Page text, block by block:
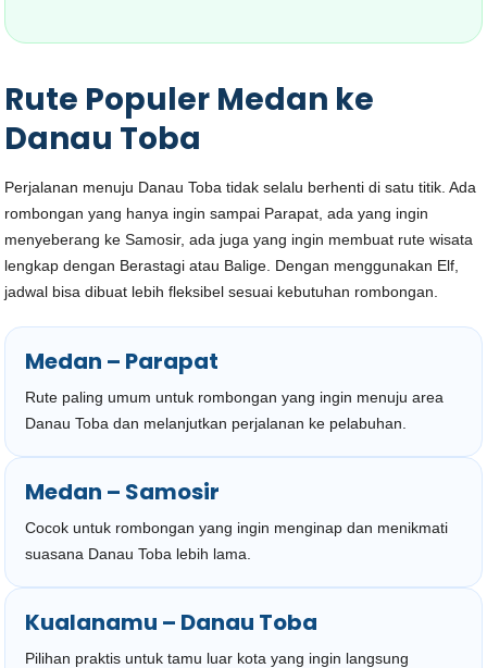
Rute Populer Medan ke
Danau Toba
Perjalanan menuju Danau Toba tidak selalu berhenti di satu titik. Ada
rombongan yang hanya ingin sampai Parapat, ada yang ingin
menyeberang ke Samosir, ada juga yang ingin membuat rute wisata
lengkap dengan Berastagi atau Balige. Dengan menggunakan Elf,
jadwal bisa dibuat lebih fleksibel sesuai kebutuhan rombongan.
Medan – Parapat
Rute paling umum untuk rombongan yang ingin menuju area
Danau Toba dan melanjutkan perjalanan ke pelabuhan.
Medan – Samosir
Cocok untuk rombongan yang ingin menginap dan menikmati
suasana Danau Toba lebih lama.
Kualanamu – Danau Toba
Pilihan praktis untuk tamu luar kota yang ingin langsung